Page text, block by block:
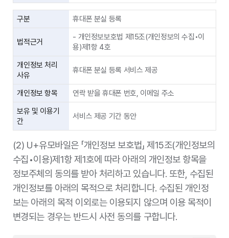
구분 휴대폰 분실 등록
법적근거
- 개인정보보호법 제15조(개인정보의 수집•이
용)제1항 4호
개인정보 처리
사유
휴대폰 분실 등록 서비스 제공
개인정보 항목 연락 받을 휴대폰 번호, 이메일 주소
보유 및 이용기
간
서비스 제공 기간 동안
(2) U+유모바일은 「개인정보 보호법」 제15조(개인정보의
수집•이용)제1항 제1호에 따라 아래의 개인정보 항목을
정보주체의 동의를 받아 처리하고 있습니다. 또한, 수집된
개인정보를 아래의 목적으로 처리합니다. 수집된 개인정
보는 아래의 목적 이외로는 이용되지 않으며 이용 목적이
변경되는 경우는 반드시 사전 동의를 구합니다.